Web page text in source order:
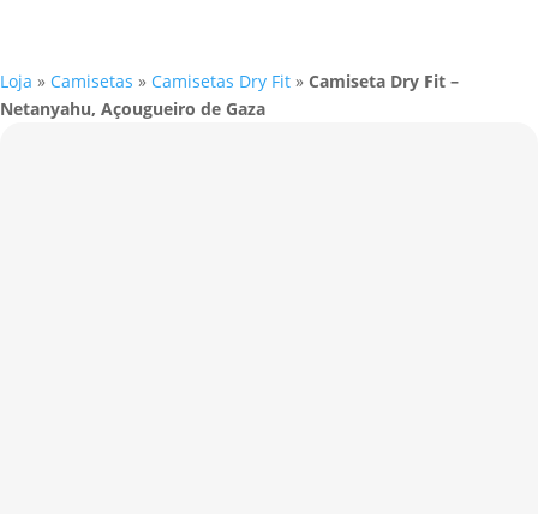
Loja » Camisetas » Camisetas Dry Fit » Camiseta Dry Fit –
Netanyahu, Açougueiro de Gaza